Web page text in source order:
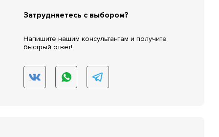
Затрудняетесь с выбором?
Напишите нашим консультантам и получите
быстрый ответ!